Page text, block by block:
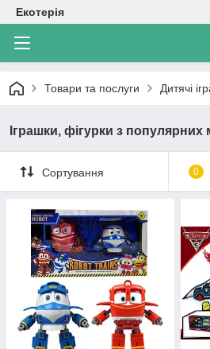
Екотерія
Товари та послуги Дитячі
Іграшки, фігурки з популярних
Сортування 0